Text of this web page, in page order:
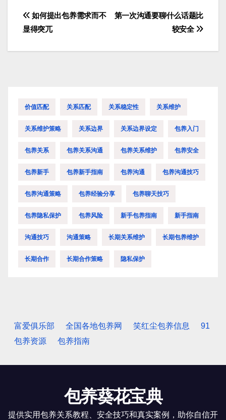
文
导
第一次沟通要聊什么话题比
较安全
如何提出包养需求而不
显得突兀
价值匹配 关系匹配 关系稳定性 关系维护
关系维护策略 关系边界 关系边界设定 包养入门
包养关系 包养关系沟通 包养关系维护 包养安全
包养新手 包养新手指南 包养沟通 包养沟通技巧
包养沟通策略 包养经验分享 包养聊天技巧
包养隐私保护 包养风险 新手包养指南 新手指南
沟通技巧 沟通策略 长期关系维护 长期包养维护
长期合作 长期合作策略 隐私保护
富爱俱乐部 全国各地包养网 笑红尘包养信息
91
包养资源
包养指南
包养葵花宝典
提供实用包养关系教程、安全技巧和真实案例，助你自信开